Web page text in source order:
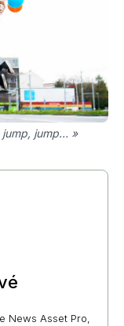
jump, jump… »
News Asset Pro,